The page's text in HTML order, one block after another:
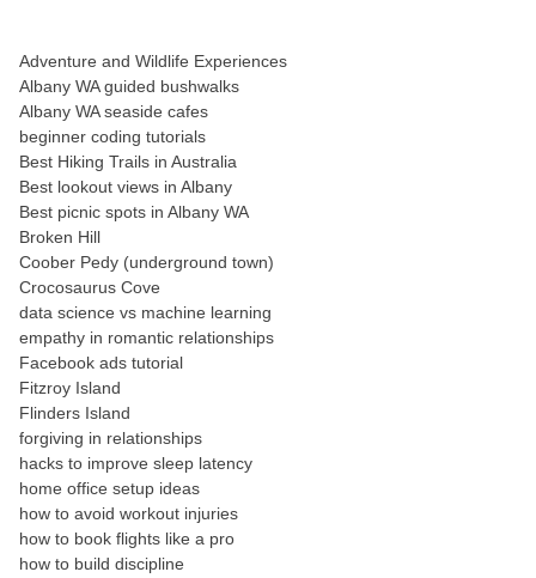
Adventure and Wildlife Experiences
Albany WA guided bushwalks
Albany WA seaside cafes
beginner coding tutorials
Best Hiking Trails in Australia
Best lookout views in Albany
Best picnic spots in Albany WA
Broken Hill
Coober Pedy (underground town)
Crocosaurus Cove
data science vs machine learning
empathy in romantic relationships
Facebook ads tutorial
Fitzroy Island
Flinders Island
forgiving in relationships
hacks to improve sleep latency
home office setup ideas
how to avoid workout injuries
how to book flights like a pro
how to build discipline